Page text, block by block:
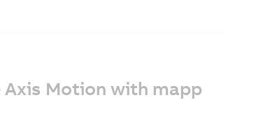
Axis Motion with mapp